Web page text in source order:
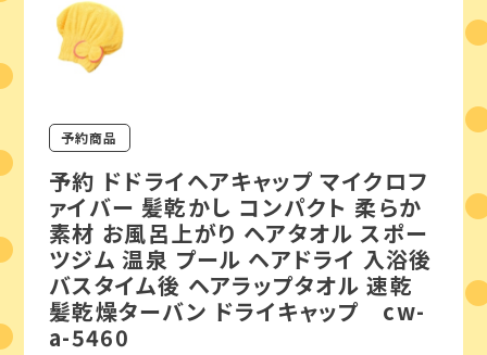
予約商品
予約 ドドライヘアキャップ マイクロフ
ァイバー 髪乾かし コンパクト 柔らか
素材 お風呂上がり ヘアタオル スポー
ツジム 温泉 プール ヘアドライ 入浴後
バスタイム後 ヘアラップタオル 速乾
髪乾燥ターバン ドライキャップ cw-
a-5460